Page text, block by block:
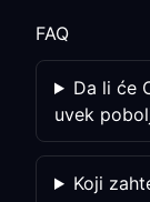
FAQ
Da li će
uvek
Koji